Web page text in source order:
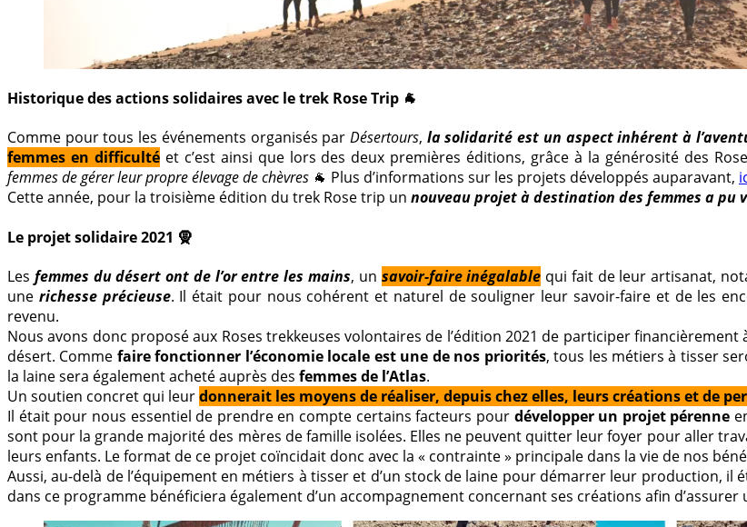
Historique des actions solidaires avec le trek Rose Trip 🐐
Comme pour tous les événements organisés par Désertours, la solidarité est un aspect inhérent à
femmes en difficultéet c’est ainsi que lors des deux premières éditions, grâce à la générosité des
femmes de gérer leur propre élevage de chèvres 🐐 Plus d’informations sur les projets développés auparavant,
Cette année, pour la troisième édition du trek Rose trip un nouveau projet à destination des femmes a pu
Le projet solidaire 2021 🧕
Les femmes du désert ont de l’or entre les mains, un savoir-faire inégalable qui fait de leur artisanat,
une richesse précieuse. Il était pour nous cohérent et naturel de souligner leur savoir-faire et de les
revenu.
Nous avons donc proposé aux Roses trekkeuses volontaires de l’édition 2021 de participer
désert. Comme faire fonctionner l’économie locale est une de nos priorités, tous les métiers à tisser
la laine sera également acheté auprès des femmes de l’Atlas.
Un soutien concret qui leurdonnerait les moyens de réaliser, depuis chez elles, leurs créations et de
Il était pour nous essentiel de prendre en compte certains facteurs pour développer un projet pérenne
sont pour la grande majorité des mères de famille isolées. Elles ne peuvent quitter leur foyer pour aller
leurs enfants. Le format de ce projet coïncidait donc avec la « contrainte » principale dans la vie de nos
Aussi, au-delà de l’équipement en métiers à tisser et d’un stock de laine pour démarrer leur production, il
dans ce programme bénéficiera également d’un accompagnement concernant ses créations afin